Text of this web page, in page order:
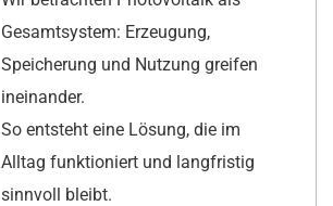
Gesamtsystem: Erzeugung,
Speicherung und Nutzung greifen
ineinander.
So entsteht eine Lösung, die im
Alltag funktioniert und langfristig
sinnvoll bleibt.